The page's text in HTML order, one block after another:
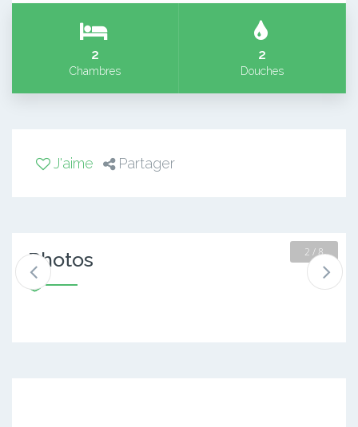
2
Chambres
2
Douches
J'aime Partager
Photos 2 / 8